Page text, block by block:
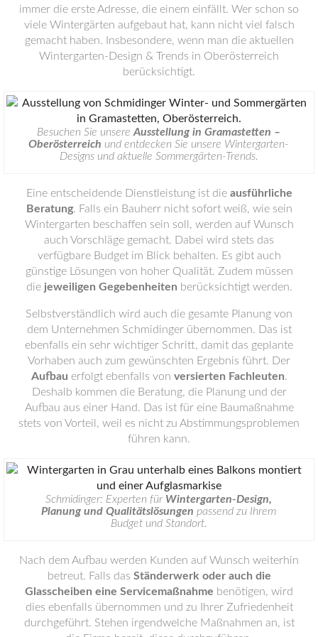
immer die erste Adresse, die einem einfällt. Wer schon so
viele Wintergärten aufgebaut hat, kann nicht viel falsch
gemacht haben. Insbesondere, wenn man die aktuellen
Wintergarten-Design & Trends in Oberösterreich
berücksichtigt.
Besuchen Sie unsereAusstellung in Gramastetten –
Oberösterreich und entdecken Sie unsere Wintergarten-
Designs und aktuelle Sommergärten-Trends.
Eine entscheidende Dienstleistung ist die ausführliche
Beratung. Falls ein Bauherr nicht sofort weiß, wie sein
Wintergarten beschaffen sein soll, werden auf Wunsch
auch Vorschläge gemacht. Dabei wird stets das
verfügbare Budget im Blick behalten. Es gibt auch
günstige Lösungen von hoher Qualität. Zudem müssen
die jeweiligen Gegebenheiten berücksichtigt werden.
Selbstverständlich wird auch die gesamte Planung von
dem Unternehmen Schmidinger übernommen. Das ist
ebenfalls ein sehr wichtiger Schritt, damit das geplante
Vorhaben auch zum gewünschten Ergebnis führt. Der
Aufbau erfolgt ebenfalls von versierten Fachleuten.
Deshalb kommen die Beratung, die Planung und der
Aufbau aus einer Hand. Das ist für eine Baumaßnahme
stets von Vorteil, weil es nicht zu Abstimmungsproblemen
führen kann.
Schmidinger: Experten für Wintergarten-Design,
Planung und Qualitätslösungen passend zu Ihrem
Budget und Standort.
Nach dem Aufbau werden Kunden auf Wunsch weiterhin
betreut. Falls das Ständerwerk oder auch die
Glasscheiben eine Servicemaßnahme benötigen, wird
dies ebenfalls übernommen und zu Ihrer Zufriedenheit
durchgeführt. Stehen irgendwelche Maßnahmen an, ist